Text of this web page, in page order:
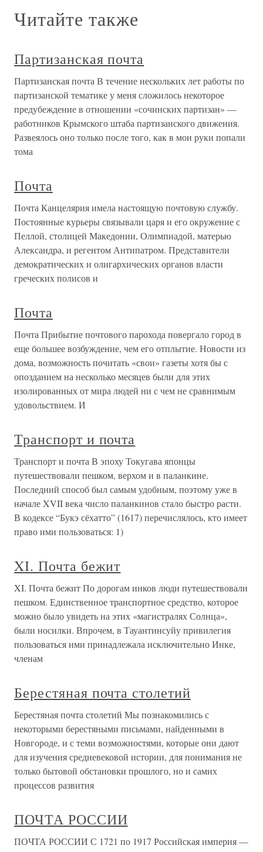
Читайте также
Партизанская почта
Партизанская почта В течение нескольких лет работы по
партизанской тематике у меня сложилось некоторое
предубеждение в отношении «сочинских партизан» —
работников Крымского штаба партизанского движения.
Развеялось оно только после того, как в мои руки попали
тома
Почта
Почта Канцелярия имела настоящую почтовую службу.
Постоянные курьеры связывали царя и его окружение с
Пеллой, столицей Македонии, Олимпиадой, матерью
Александра, и регентом Антипатром. Представители
демократических и олигархических органов власти
греческих полисов и
Почта
Почта Прибытие почтового парохода повергало город в
еще большее возбуждение, чем его отплытие. Новости из
дома, возможность почитать «свои» газеты хотя бы с
опозданием на несколько месяцев были для этих
изолированных от мира людей ни с чем не сравнимым
удовольствием. И
Транспорт и почта
Транспорт и почта В эпоху Токугава японцы
путешествовали пешком, верхом и в паланкине.
Последний способ был самым удобным, поэтому уже в
начале XVII века число паланкинов стало быстро расти.
В кодексе “Букэ сёхатто” (1617) перечислялось, кто имеет
право ими пользоваться: 1)
XI. Почта бежит
XI. Почта бежит По дорогам инков люди путешествовали
пешком. Единственное транспортное средство, которое
можно было увидеть на этих «магистралях Солнца»,
были носилки. Впрочем, в Тауантинсуйу привилегия
пользоваться ими принадлежала исключительно Инке,
членам
Берестяная почта столетий
Берестяная почта столетий Мы познакомились с
некоторыми берестяными письмами, найденными в
Новгороде, и с теми возможностями, которые они дают
для изучения средневековой истории, для понимания не
только бытовой обстановки прошлого, но и самих
процессов развития
ПОЧТА РОССИИ
ПОЧТА РОССИИ С 1721 по 1917 Российская империя —